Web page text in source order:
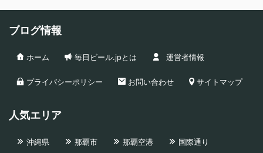
ブログ情報
ホーム 毎日ビール.jpとは 運営者情報
プライバシーポリシー お問い合わせ サイトマップ
人気エリア
沖縄県 那覇市 那覇空港 国際通り